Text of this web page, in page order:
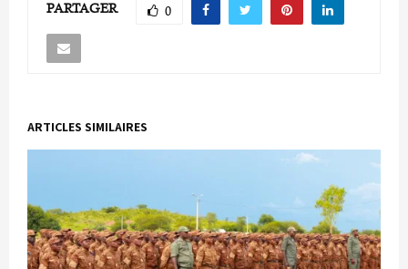
PARTAGER 0
ARTICLES SIMILAIRES